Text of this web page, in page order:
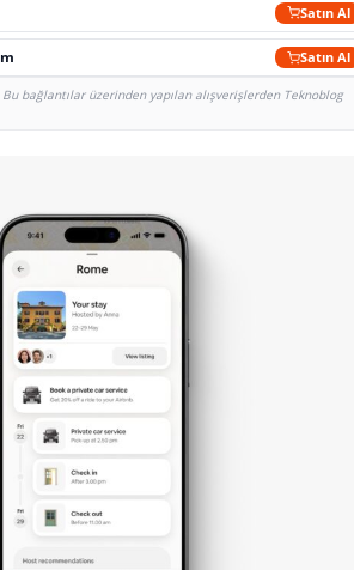
Satın Al
Satın Al
bağlantılar üzerinden yapılan alışverişlerden Teknoblog